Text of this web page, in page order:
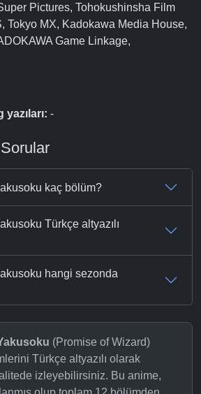
Pictures, Tohokushinsha Film
Tokyo MX, Kadokawa Media House,
Game Linkage,
yazıları: -
kaç bölüm?
Türkçe altyazılı
hangi sezonda
(Promise of Wizard)
Türkçe altyazılı olarak
izleyebilirsiniz. Bu anime,